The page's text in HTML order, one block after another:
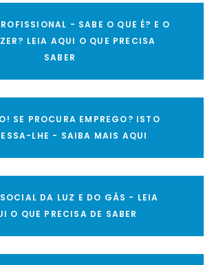
- SABE O QUE É? E O
LEIA AQUI O QUE PRECISA
SABER
SE PROCURA EMPREGO? ISTO
LHE - SAIBA MAIS AQUI
DA LUZ E DO GÁS - LEIA
O QUE PRECISA DE SABER